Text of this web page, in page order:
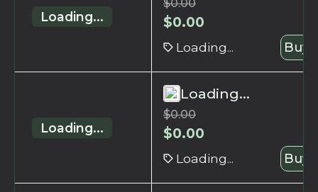
Loading...
$0.00
$0.00
Loading... Buy
Loading...
Loading...
$0.00
$0.00
Loading... Buy